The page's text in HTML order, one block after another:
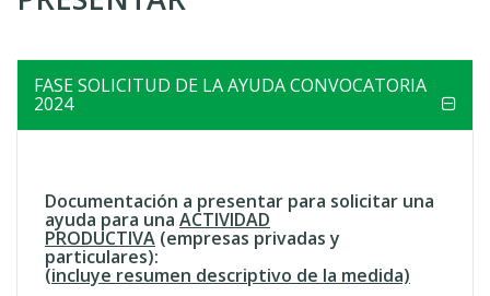
ayuda
a
la
navegación
FASE SOLICITUD DE LA AYUDA CONVOCATORIA
2024
Documentación a presentar para solicitar una
ayuda para una ACTIVIDAD
PRODUCTIVA (empresas privadas y
particulares):
(incluye resumen descriptivo de la medida)